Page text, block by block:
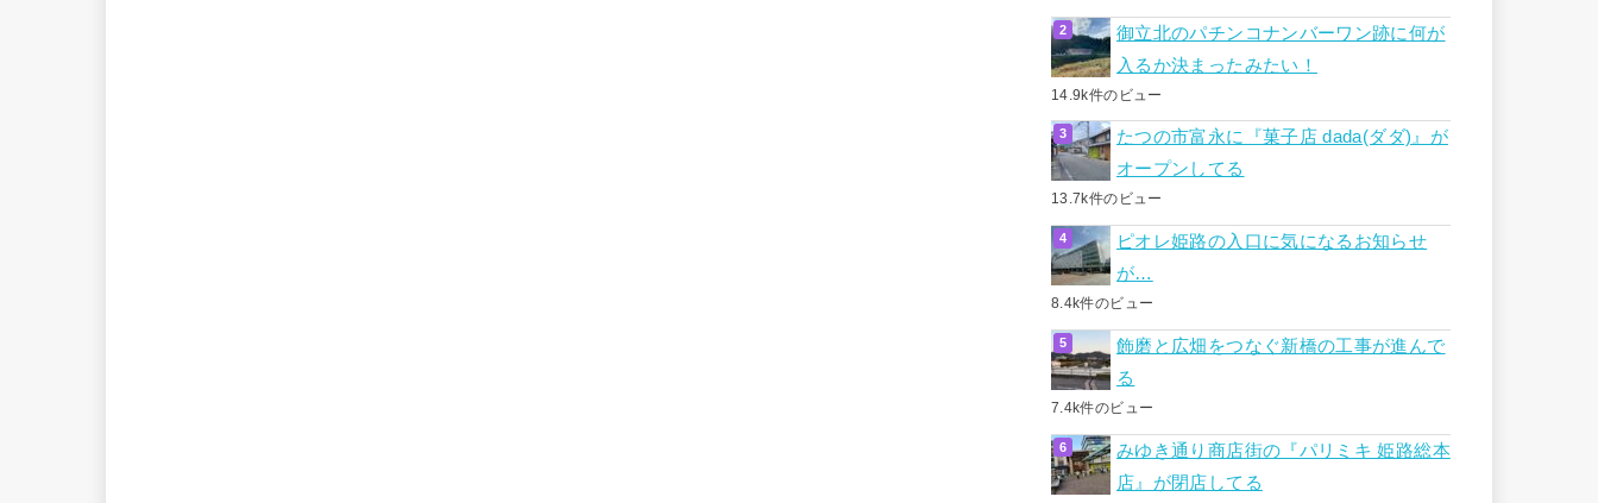
御立北のパチンコナンバーワン跡に何が
入るか決まったみたい！
14.9k件のビュー
たつの市富永に『菓子店 dada(ダダ)』が
オープンしてる
13.7k件のビュー
ピオレ姫路の入口に気になるお知らせ
が…
8.4k件のビュー
飾磨と広畑をつなぐ新橋の工事が進んで
る
7.4k件のビュー
みゆき通り商店街の『パリミキ 姫路総本
店』が閉店してる